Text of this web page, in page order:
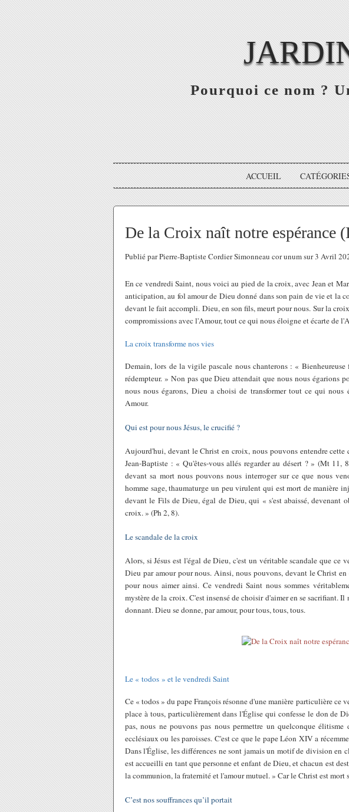
Pourquoi ce nom ?
ACCUEIL
De la Croix naît notre espérance
Publié par Pierre-Baptiste Cordier Simonneau cor unum sur 3 Avril
En ce vendredi Saint, nous voici au pied de la croix, avec Jean et
anticipation, au fol amour de Dieu donné dans son pain de vie et la
devant le fait accompli. Dieu, en son fils, meurt pour nous. Sur la
compromissions avec l'Amour, tout ce qui nous éloigne et écarte de
La croix transforme nos vies
Demain, lors de la vigile pascale nous chanterons : «
rédempteur. » Non pas que Dieu attendait que nous nous égarions
nous nous égarons, Dieu a choisi de transformer tout ce qui
Amour.
Qui est pour nous Jésus, le crucifié ?
Aujourd'hui, devant le Christ en croix, nous pouvons entendre cette
Jean-Baptiste : « Qu'êtes-vous allés regarder au désert ? » (Mt
devant sa mort nous pouvons nous interroger sur ce que nous
homme sage, thaumaturge un peu virulent qui est mort de manière
devant le Fils de Dieu, égal de Dieu, qui « s'est abaissé, devenant
croix. » (Ph 2, 8).
Le scandale de la croix
Alors, si Jésus est l'égal de Dieu, c'est un véritable scandale que ce
Dieu par amour pour nous. Ainsi, nous pouvons, devant le Christ
pour nous aimer ainsi. Ce vendredi Saint nous sommes
mystère de la croix. C'est insensé de choisir d'aimer en se sacrifiant.
donnant. Dieu se donne, par amour, pour tous, tous, tous.
Le « todos » et le vendredi Saint
Ce « todos » du pape François résonne d'une manière particulière ce
place à tous, particulièrement dans l'Église qui confesse le don de
pas, nous ne pouvons pas nous permettre un quelconque élitisme
ecclésiaux ou les paroisses. C'est ce que le pape Léon XIV a
Dans l'Église, les différences ne sont jamais un motif de division en
est accueilli en tant que personne et enfant de Dieu, et chacun est
la communion, la fraternité et l'amour mutuel. » Car le Christ est mort
C’est nos souffrances qu’il portait